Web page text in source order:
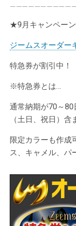
★9月キャンペー
ジームスオーダー
特急券が割引中！
※特急券とは…
通常納期が70～
（土日、祝日）含
限定カラーも作成
ス、キャメル、パ